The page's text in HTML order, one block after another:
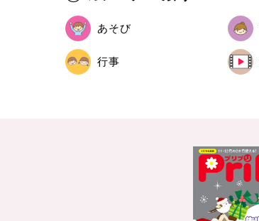
あそび
行事